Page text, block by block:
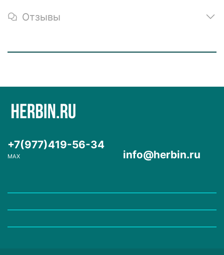
Отзывы
+7(977)419-56-34
MAX info@herbin.ru